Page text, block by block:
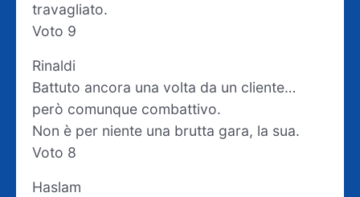
travagliato.
Voto 9
Rinaldi
Battuto ancora una volta da un cliente…
però comunque combattivo.
Non è per niente una brutta gara, la sua.
Voto 8
Haslam